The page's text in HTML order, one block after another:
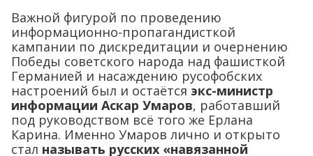
Важной фигурой по проведению
информационно-пропагандисткой
кампании по дискредитации и очернению
Победы советского народа над фашисткой
Германией и насаждению русофобских
настроений был и остаётся экс-министр
информации Аскар Умаров, работавший
под руководством всё того же Ерлана
Карина. Именно Умаров лично и открыто
стал называть русских «навязанной